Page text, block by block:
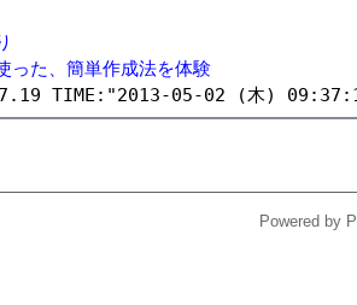
た、簡単作成法を体験
Powered by